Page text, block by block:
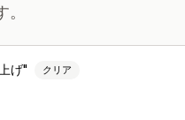
げ クリア